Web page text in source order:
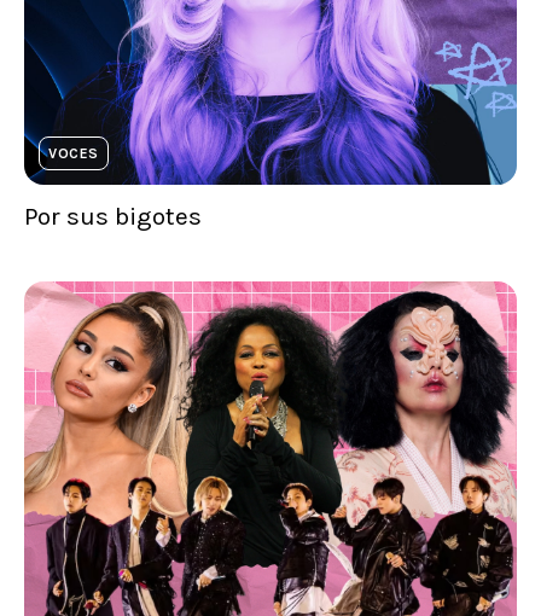
VOCES
Por sus bigotes